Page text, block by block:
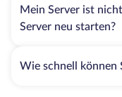
Mein Server ist
Server neu starten?
Wie schnell können